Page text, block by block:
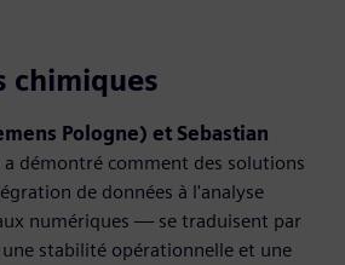
chimiques
Pologne) et Sebastian
a démontré comment des solutions
de données à l'analyse
numériques — se traduisent par
stabilité opérationnelle et une